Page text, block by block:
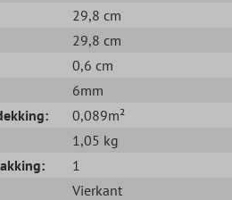
29,8 cm
29,8 cm
0,6 cm
6mm
0,089m²
1,05 kg
1
Vierkant